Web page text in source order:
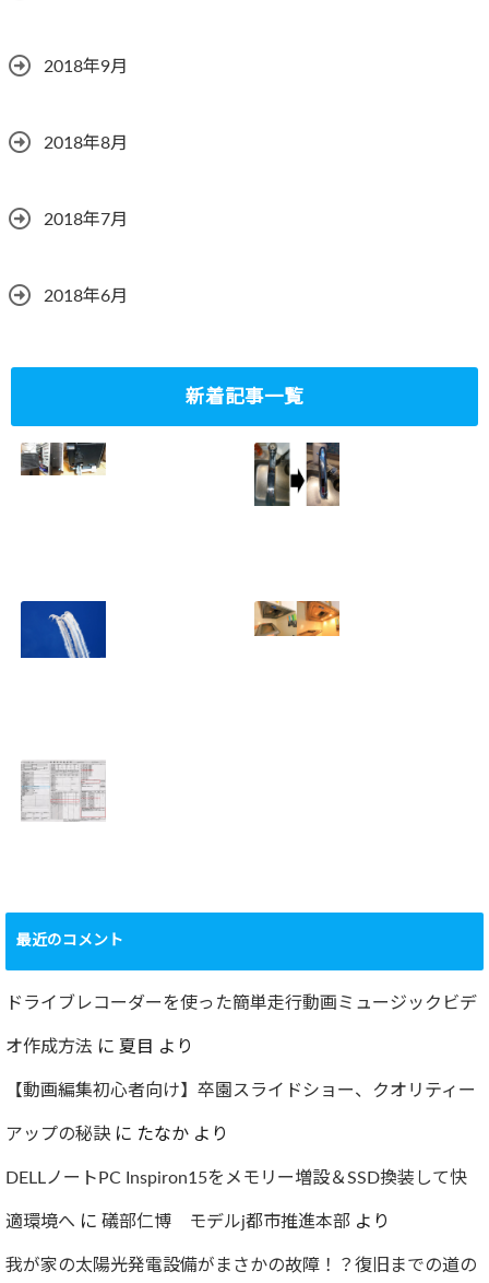
2018年9月
2018年8月
2018年7月
2018年6月
新着記事一覧
ド対応
2023.10.14
チレス水栓にDIY
で交換
撮影方法のレクチ
ャー
2022.12.24
要再検査となって
しまった…
2022.07.30
最近のコメント
ドライブレコーダーを使った簡単走行動画ミュージックビデ
オ作成方法 に 夏目 より
【動画編集初心者向け】卒園スライドショー、クオリティー
アップの秘訣に たなか より
DELLノートPC Inspiron15をメモリー増設＆SSD換装して快
適環境へ に 礒部仁博 モデルj都市推進本部 より
我が家の太陽光発電設備がまさかの故障！？復旧までの道の